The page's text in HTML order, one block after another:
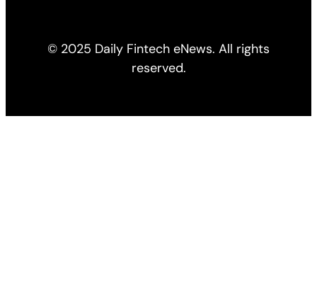
© 2025 Daily Fintech eNews. All rights
reserved.